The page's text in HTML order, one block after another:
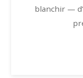
blanchir —